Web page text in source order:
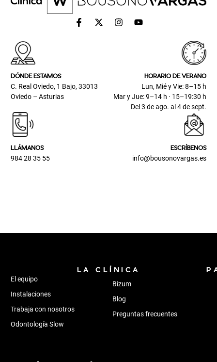
DÓNDE ESTAMOS
C. Real Oviedo, 1 Bajo, 33013
Oviedo – Asturias
HORARIO DE VERANO
Lun, Mié y Vie: 8–15 h
Mar y Jue: 9–14 h · 15–19:30 h
Del 3 de ago. al 4 de sept.
LLÁMANOS
984 28 35 55
ESCRÍBENOS
info@bousonovargas.es
LA CLÍNICA
El equipo
Instalaciones
Trabaja con nosotros
Odontología Slow
Bizum
Blog
Preguntas frecuentes